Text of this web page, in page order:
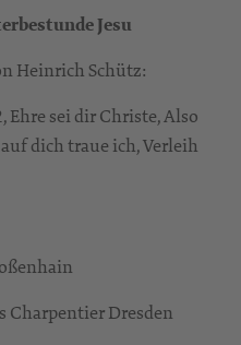
Jesu
Heinrich Schütz:
Ehre sei dir Christe, Also
dich traue ich, Verleih
Charpentier Dresden